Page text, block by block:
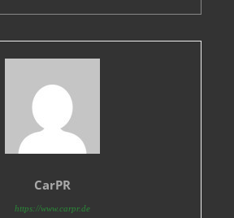
CarPR
https://www.carpr.de